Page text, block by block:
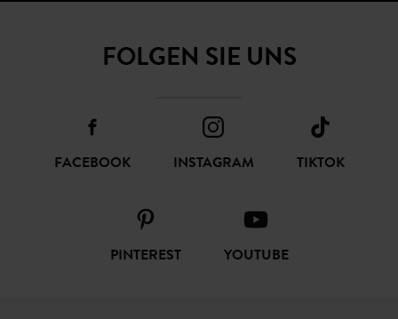
FOLGEN SIE UNS
FACEBOOK INSTAGRAM TIKTOK
PINTEREST YOUTUBE